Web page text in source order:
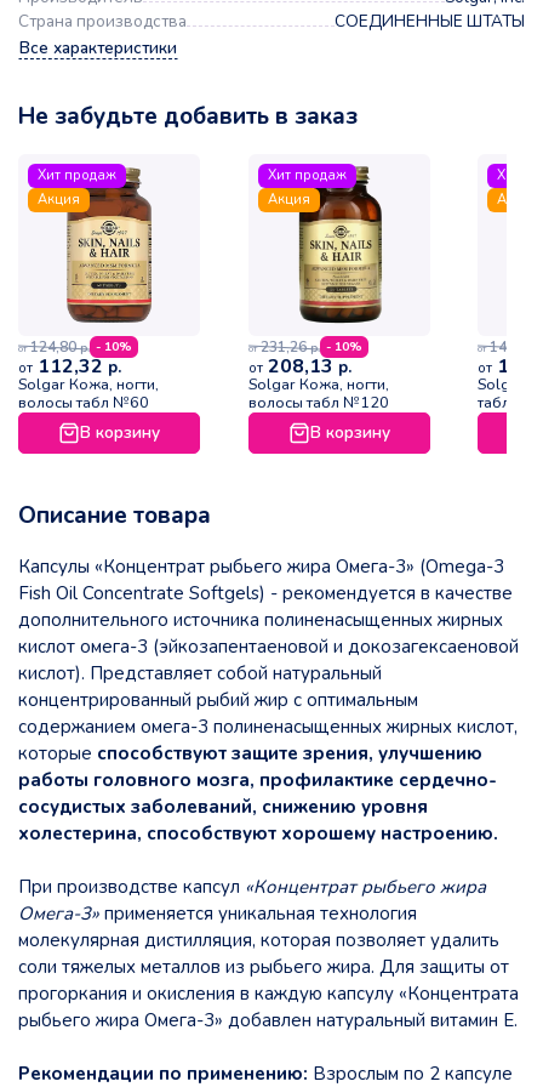
Страна производства
СОЕДИНЕННЫЕ ШТАТЫ
Все характеристики
Не забудьте добавить в заказ
Хит продаж
Акция
от 124,80р. - 10%
от 112,32 р.
Solgar Кожа, ногти,
волосы табл №60
В корзину
Хит продаж
Акция
от 231,26р. - 10%
от 208,13 р.
Solgar Кожа, ногти,
волосы табл №120
В корзину
Хит
Акция
от 144,99
от
Solgar
табл
Описание товара
Капсулы «Концентрат рыбьего жира Омега-3» (Omega-3
Fish Oil Concentrate Softgels) - рекомендуется в качестве
дополнительного источника полиненасыщенных жирных
кислот омега-3 (эйкозапентаеновой и докозагексаеновой
кислот). Представляет собой натуральный
концентрированный рыбий жир с оптимальным
содержанием омега-3 полиненасыщенных жирных кислот,
которые способствуют защите зрения, улучшению
работы головного мозга, профилактике сердечно-
сосудистых заболеваний, снижению уровня
холестерина, способствуют хорошему настроению.
При производстве капсул «Концентрат рыбьего жира
Омега-3» применяется уникальная технология
молекулярная дистилляция, которая позволяет удалить
соли тяжелых металлов из рыбьего жира. Для защиты от
прогоркания и окисления в каждую капсулу «Концентрата
рыбьего жира Омега-3» добавлен натуральный витамин Е.
Рекомендации по применению: Взрослым по 2 капсуле